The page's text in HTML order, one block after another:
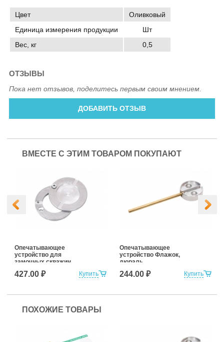
Цвет
Оливковый
Единица измерения продукции
Шт
Вес, кг
0,5
ОТЗЫВЫ
Пока нет отзывов, поделитесь первым своим мнением.
ДОБАВИТЬ ОТЗЫВ
ВМЕСТЕ С ЭТИМ ТОВАРОМ ПОКУПАЮТ
Купить
Опечатывающее
устройство для
замочных скважин
"ГЛАЗОК"
427.00 ₽ Купить
Опечатывающее
устройство Флажок,
дюраль
244.00 ₽
ПОХОЖИЕ ТОВАРЫ